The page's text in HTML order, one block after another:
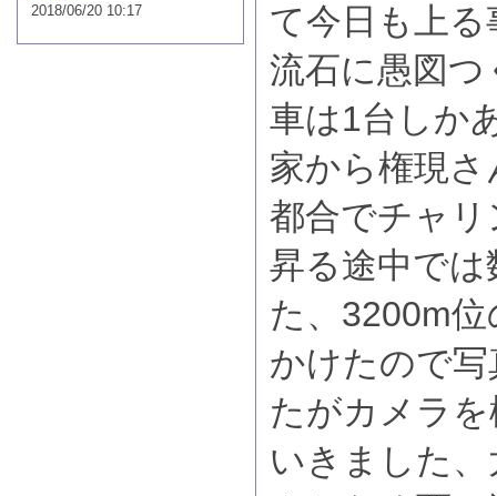
て今日も上
流石に愚図
車は1台しか
家から権現
都合でチャ
昇る途中で
た、3200m
かけたので
たがカメラ
いきました
2018/06/20 10:17